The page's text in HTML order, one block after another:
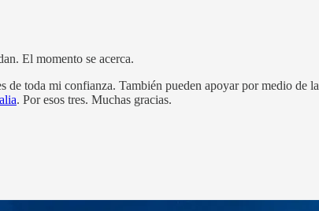
El momento se acerca.
de toda mi confianza. También pueden apoyar por medio de la
. Por esos tres. Muchas gracias.